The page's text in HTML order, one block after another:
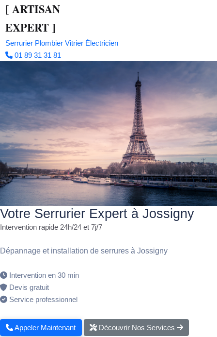
[ ARTISAN
EXPERT]
Serrurier Plombier Vitrier Électricien
01 89 31 31 81
Votre Serrurier Expert à Jossigny
Intervention rapide 24h/24 et 7j/7
Dépannage et installation de serrures à Jossigny
Intervention en 30 min
Devis gratuit
Service professionnel
Appeler Maintenant Découvrir Nos Services